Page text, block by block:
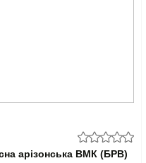
арізонська ВМК (БРВ)